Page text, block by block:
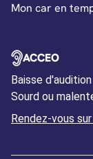
Ascoux
Assay (37)
Attray
Mon car en
OUVERTURE
ACCEO
Baisse d'audition
Sourd ou
Rendez-vous